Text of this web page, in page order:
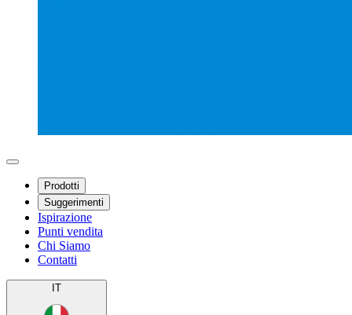
Prodotti
Suggerimenti
Ispirazione
Punti vendita
Chi Siamo
Contatti
IT